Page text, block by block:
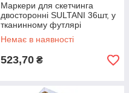
Маркери для скетчинга
двосторонні SULTANI 36шт, у
тканинному футлярі
Немає в наявності
523,70 ₴